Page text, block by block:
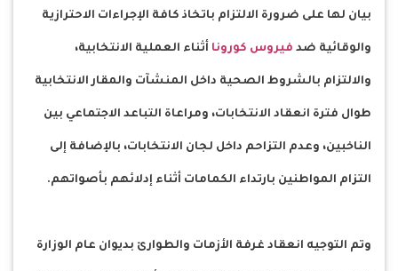
بيان لها على ضرورة الالتزام باتخاذ كافة الإجراءات الاحترازية
والوقائية ضد فيروس كورونا أثناء العملية الانتخابية،
والالتزام بالشروط الصحية داخل المنشآت والمقار الانتخابية
طوال فترة انعقاد الانتخابات، ومراعاة التباعد الاجتماعي بين
الناخبين، وعدم التزاحم داخل لجان الانتخابات، بالإضافة إلى
التزام المواطنين بارتداء الكمامات أثناء إدلائهم بأصواتهم.
وتم التوجيه انعقاد غرفة الأزمات والطوارئ بديوان عام الوزارة